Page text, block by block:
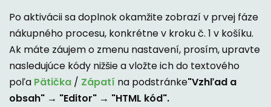
Po aktivácii sa doplnok okamžite zobrazí v prvej fáze
nákupného procesu, konkrétne v kroku č. 1 v košíku.
Ak máte záujem o zmenu nastavení, prosím, upravte
nasledujúce kódy nižšie a vložte ich do textového
poľa Pätička / Zápatí na podstránke"Vzhľad a
obsah" → "Editor" → "HTML kód".